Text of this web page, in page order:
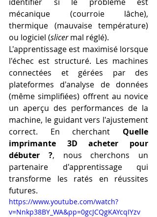
mécanique (courroie lâche),
thermique (mauvaise température)
ou logiciel (slicer mal réglé).
L'apprentissage est maximisé lorsque
l'échec est structuré. Les machines
connectées et gérées par des
plateformes d'analyse de données
(même simplifiées) offrent au novice
un aperçu des performances de la
machine, le guidant vers l'ajustement
correct. En cherchant Quelle
imprimante 3D acheter pour
débuter ?, nous cherchons un
partenaire d'apprentissage qui
transforme les ratés en réussites
futures.
https://www.youtube.com/watch?
v=Nnkp38BY_WA&pp=0gcJCQgKAYcqIYzv